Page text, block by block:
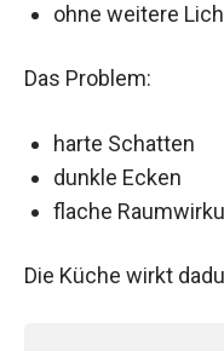
ohne weitere
Das Problem:
harte Schatten
dunkle Ecken
flache
Die Küche wirkt